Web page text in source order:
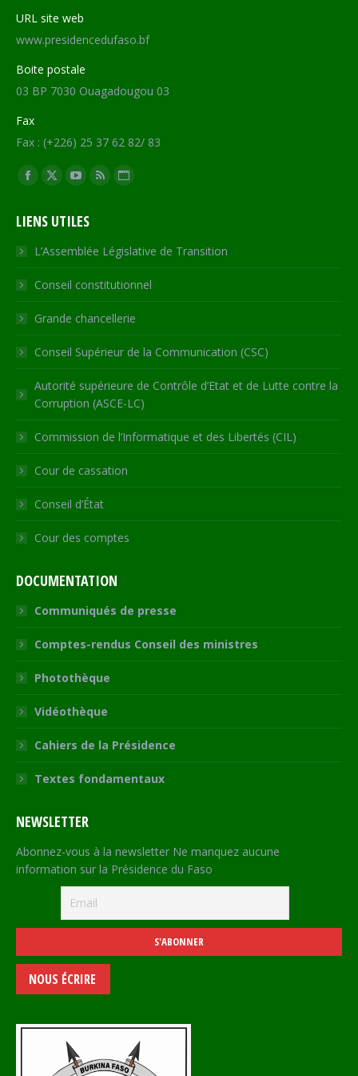
URL site web
www.presidencedufaso.bf
Boite postale
03 BP 7030 Ouagadougou 03
Fax
Fax : (+226) 25 37 62 82/ 83
Trouvez nous sur :
Facebook
opens
in
new
window
X
opens
in
new
window
YouTube
opens
in
new
window
RSS
in
new
window
Site
opens
in
new
LIENS UTILES
L’Assemblée Législative de Transition
Conseil constitutionnel
Grande chancellerie
Conseil Supérieur de la Communication (CSC)
Autorité supérieure de Contrôle d’Etat et de Lutte contre la
Corruption (ASCE-LC)
Commission de l’Informatique et des Libertés (CIL)
Cour de cassation
Conseil d’État
Cour des comptes
DOCUMENTATION
Communiqués de presse
Comptes-rendus Conseil des ministres
Photothèque
Vidéothèque
Cahiers de la Présidence
Textes fondamentaux
NEWSLETTER
Abonnez-vous à la newsletter Ne manquez aucune
information sur la Présidence du Faso
NOUS ÉCRIRE